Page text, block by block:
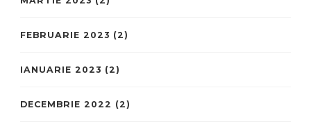
FEBRUARIE 2023 (2)
IANUARIE 2023 (2)
DECEMBRIE 2022 (2)